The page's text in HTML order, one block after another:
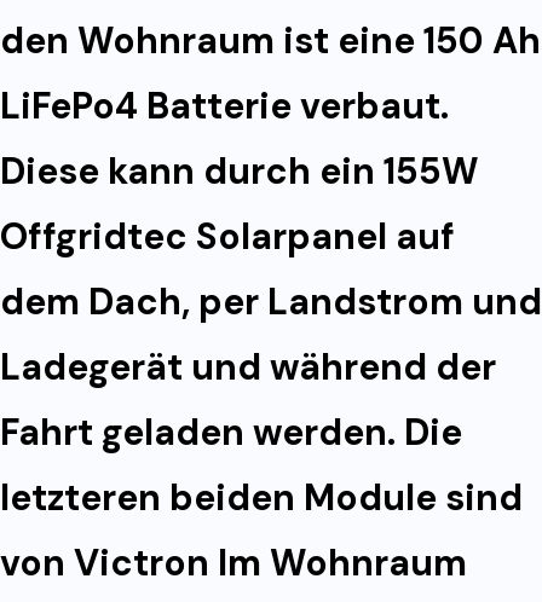
den Wohnraum ist eine 150 Ah
LiFePo4 Batterie verbaut.
Diese kann durch ein 155W
Offgridtec Solarpanel auf
dem Dach, per Landstrom und
Ladegerät und während der
Fahrt geladen werden. Die
letzteren beiden Module sind
von Victron Im Wohnraum